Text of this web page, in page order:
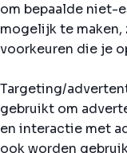
om bepaalde
mogelijk te
voorkeuren die je
Targeting/
gebruikt om
en interactie met
ook worden